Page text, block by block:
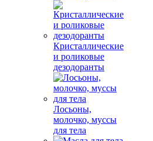
Кристаллические
и роликовые
дезодоранты
Лосьоны,
молочко, муссы
для тела